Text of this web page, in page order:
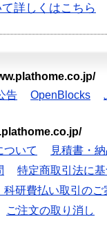
詳しくはこちら
告 OpenBlocks
ついて
見積書・
特定商取引法に
科研費払い取引のご
ご注文の取り消し